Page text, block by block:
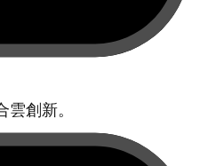
創新。